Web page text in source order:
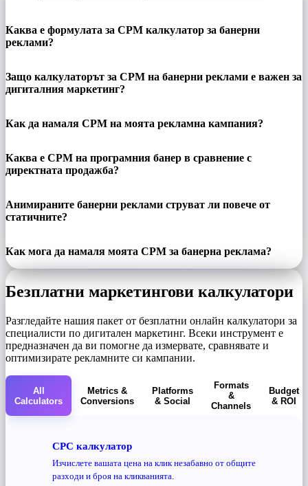
Каква е формулата за CPM калкулатор за банерни
реклами?
Защо калкулаторът за CPM на банерни реклами е важен за
дигиталния маркетинг?
Как да намаля CPM на моята рекламна кампания?
Каква е CPM на програмния банер в сравнение с
директната продажба?
Анимираните банерни реклами струват ли повече от
статичните?
Как мога да намаля моята CPM за банерна реклама?
Безплатни маркетингови калкулатори
Разгледайте нашия пакет от безплатни онлайн калкулатори за
специалисти по дигитален маркетинг. Всеки инструмент е
предназначен да ви помогне да измервате, сравнявате и
оптимизирате рекламните си кампании.
All
Calculators
Metrics &
Conversions
Platforms
& Social
Formats
&
Channels
Budget
& ROI
CPC калкулатор
Изчислете вашата цена на клик незабавно от общите
разходи и броя на кликванията.